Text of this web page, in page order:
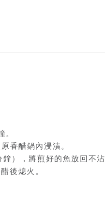
香醋鍋內浸漬。
），將煎好的魚放回不沾
後熄火。